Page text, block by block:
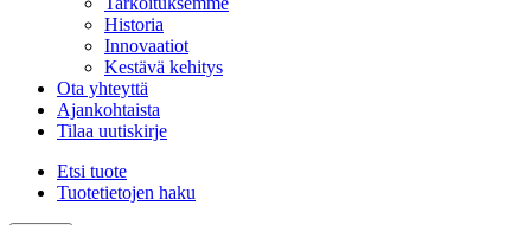
Historia
Innovaatiot
Kestävä kehitys
Ota yhteyttä
Ajankohtaista
Tilaa uutiskirje
Etsi tuote
Tuotetietojen haku